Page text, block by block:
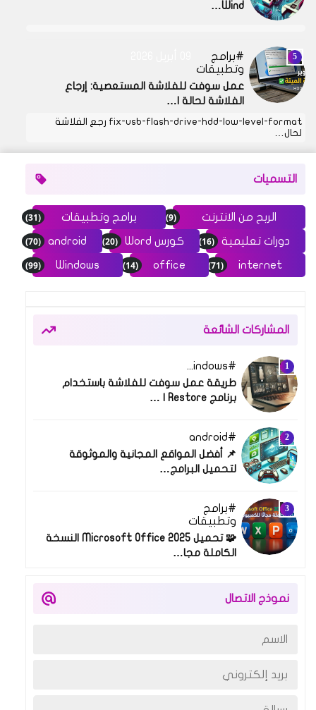
Wind…
برامج
وتطبيقات
عمل سوفت للفلاشة المستعصية: إرجاع
الفلاشة لحالة ا…
fix-usb-flash-drive-hdd-low-level-format رجع الفلاشة
لحال…
التسميات
الربح من الانترنت (9) برامج وتطبيقات (31)
دورات تعليمية (16) كورس Word (20)
android
(70)
internet
(71)
office
(14)
Windows
(99)
المشاركات الشائعة
Windows
طريقة عمل سوفت للفلاشة باستخدام
برنامج Restore | …
android
📌 أفضل المواقع المجانية والموثوقة
لتحميل البرامج…
برامج
وتطبيقات
🧩 تحميل Microsoft Office 2025 النسخة
الكاملة مجا…
نموذج الاتصال